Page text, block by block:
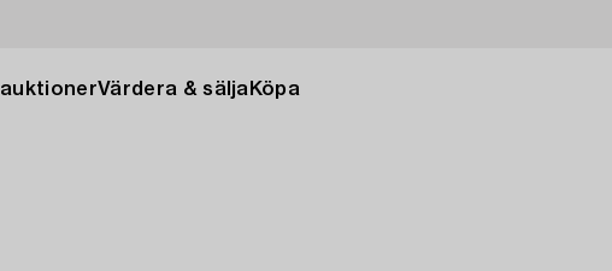
Värdera & sälja Köpa